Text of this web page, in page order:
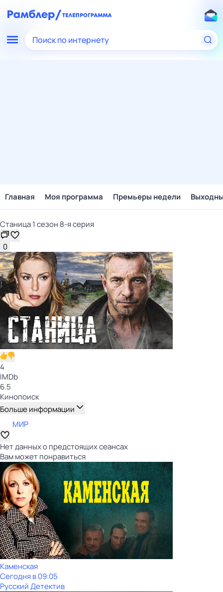
Поиск по интернету
Главная Моя программа Премьеры недели
Станица 1 сезон 8-я серия
0
4
IMDb
6.5
Кинопоиск
Больше информации
МИР
Нет данных о предстоящих сеансах
Вам может понравиться
Каменская
Сегодня в 09:05
Русский Детектив